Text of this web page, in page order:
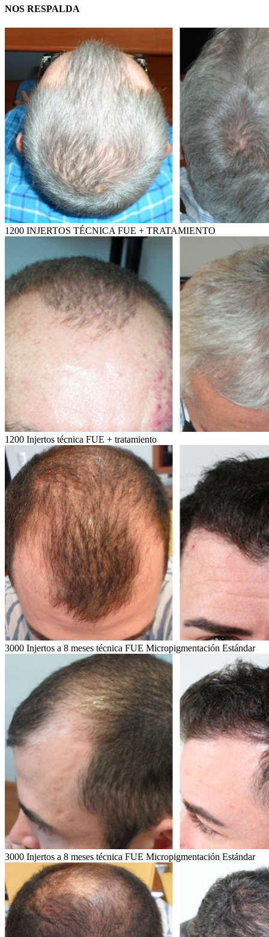
NOS RESPALDA
1200 INJERTOS TÉCNICA FUE + TRATAMIENTO
1200 Injertos técnica FUE + tratamiento
3000 Injertos a 8 meses técnica FUE Micropigmentación Estándar
3000 Injertos a 8 meses técnica FUE Micropigmentación Estándar